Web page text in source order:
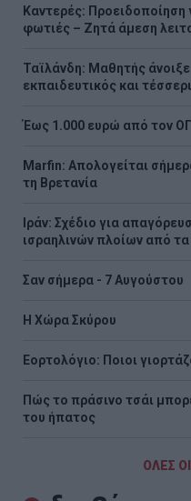
Καντερές: Προειδοποίηση
φωτιές – Ζητά άμεση
Ταϊλάνδη: Μαθητής
εκπαιδευτικός και
Έως 1.000 ευρώ από τον
Marfin: Απολογείται
τη Βρετανία
Ιράν: Σχέδιο για
ισραηλινών πλοίων από
Σαν σήμερα - 7 Αυγούστου
Η Χώρα Σκύρου
Εορτολόγιο: Ποιοι
Πώς το πράσινο τσάι
του ήπατος
ΟΛΕΣ